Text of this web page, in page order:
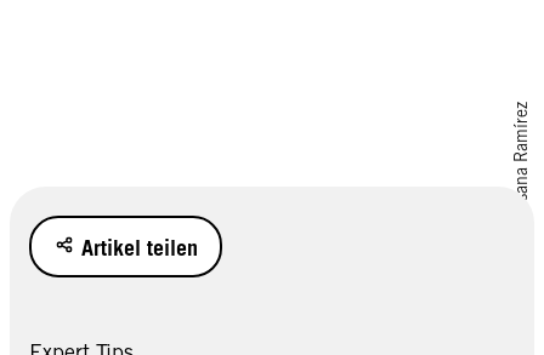
Stocksy/Susana Ramírez
Artikel teilen